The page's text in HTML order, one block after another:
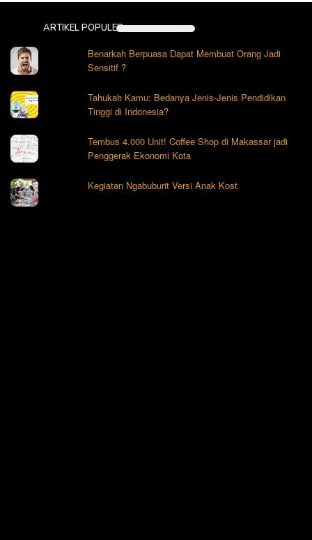
ARTIKEL POPULER
Benarkah Berpuasa Dapat Membuat Orang Jadi
Sensitif ?
Tahukah Kamu: Bedanya Jenis-Jenis Pendidikan
Tinggi di Indonesia?
Tembus 4.000 Unit! Coffee Shop di Makassar jadi
Penggerak Ekonomi Kota
Kegiatan Ngabuburit Versi Anak Kost